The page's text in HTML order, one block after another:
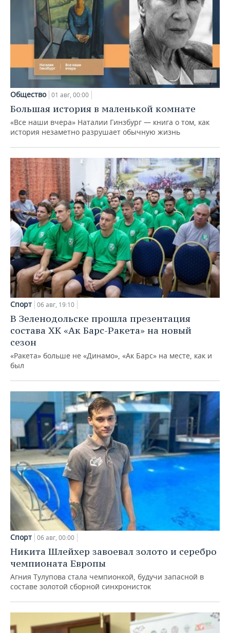
Общество 01 авг, 00:00
Большая история в маленькой комнате
«Все наши вчера» Наталии Гинзбург — книга о том, как
история незаметно разрушает обычную жизнь
Спорт 06 авг, 19:10
В Зеленодольске прошла презентация
состава ХК «Ак Барс-Ракета» на новый
сезон
«Ракета» больше не «Динамо», «Ак Барс» на месте, как и
был
Спорт 06 авг, 00:00
Никита Шлейхер завоевал золото и серебро
чемпионата Европы
Агния Тулупова стала чемпионкой, будучи запасной в
составе золотой сборной синхронисток